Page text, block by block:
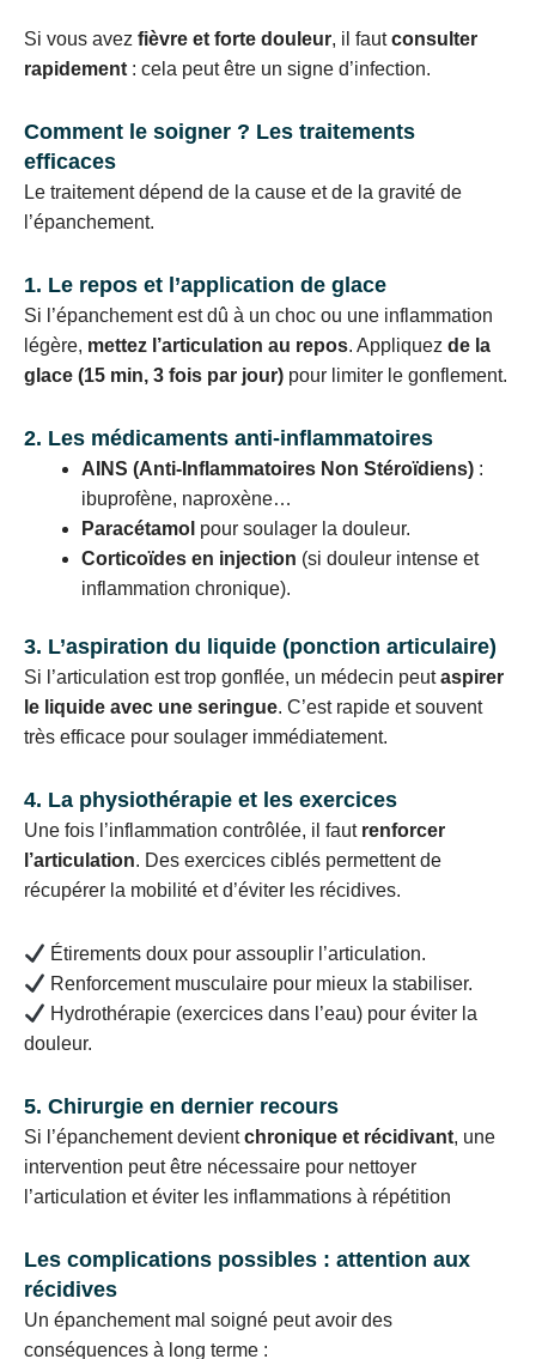
Si vous avez fièvre et forte douleur, il fautconsulter
rapidement : cela peut être un signe d’infection.
Comment le soigner ? Les traitements
efficaces
Le traitement dépend de la cause et de la gravité de
l’épanchement.
1. Le repos et l’application de glace
Si l’épanchement est dû à un choc ou une inflammation
légère, mettez l’articulation au repos. Appliquez de la
glace (15 min, 3 fois par jour) pour limiter le gonflement.
2. Les médicaments anti-inflammatoires
AINS (Anti-Inflammatoires Non Stéroïdiens) :
ibuprofène, naproxène…
Paracétamol pour soulager la douleur.
Corticoïdes en injection (si douleur intense et
inflammation chronique).
3. L’aspiration du liquide (ponction articulaire)
Si l’articulation est trop gonflée, un médecin peutaspirer
le liquide avec une seringue. C’est rapide et souvent
très efficace pour soulager immédiatement.
4. La physiothérapie et les exercices
Une fois l’inflammation contrôlée, il faut renforcer
l’articulation. Des exercices ciblés permettent de
récupérer la mobilité et d’éviter les récidives.
Étirements doux pour assouplir l’articulation.
Renforcement musculaire pour mieux la stabiliser.
Hydrothérapie (exercices dans l’eau) pour éviter la
douleur.
5. Chirurgie en dernier recours
Si l’épanchement devientchronique et récidivant, une
intervention peut être nécessaire pour nettoyer
l’articulation et éviter les inflammations à répétition
Les complications possibles : attention aux
récidives
Un épanchement mal soigné peut avoir des
conséquences à long terme :